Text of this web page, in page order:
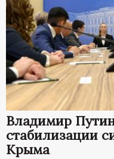
Владимир
стабилизации
Крыма